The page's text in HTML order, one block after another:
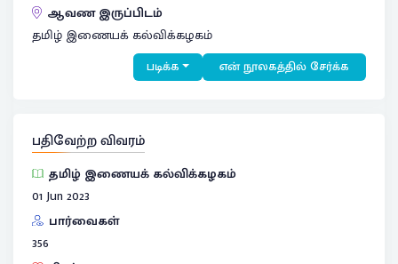
ஆவண இருப்பிடம்
தமிழ் இணையக் கல்விக்கழகம்
படிக்க என் நூலகத்தில் சேர்க்க
பதிவேற்ற விவரம்
தமிழ் இணையக் கல்விக்கழகம்
01 Jun 2023
பார்வைகள்
356